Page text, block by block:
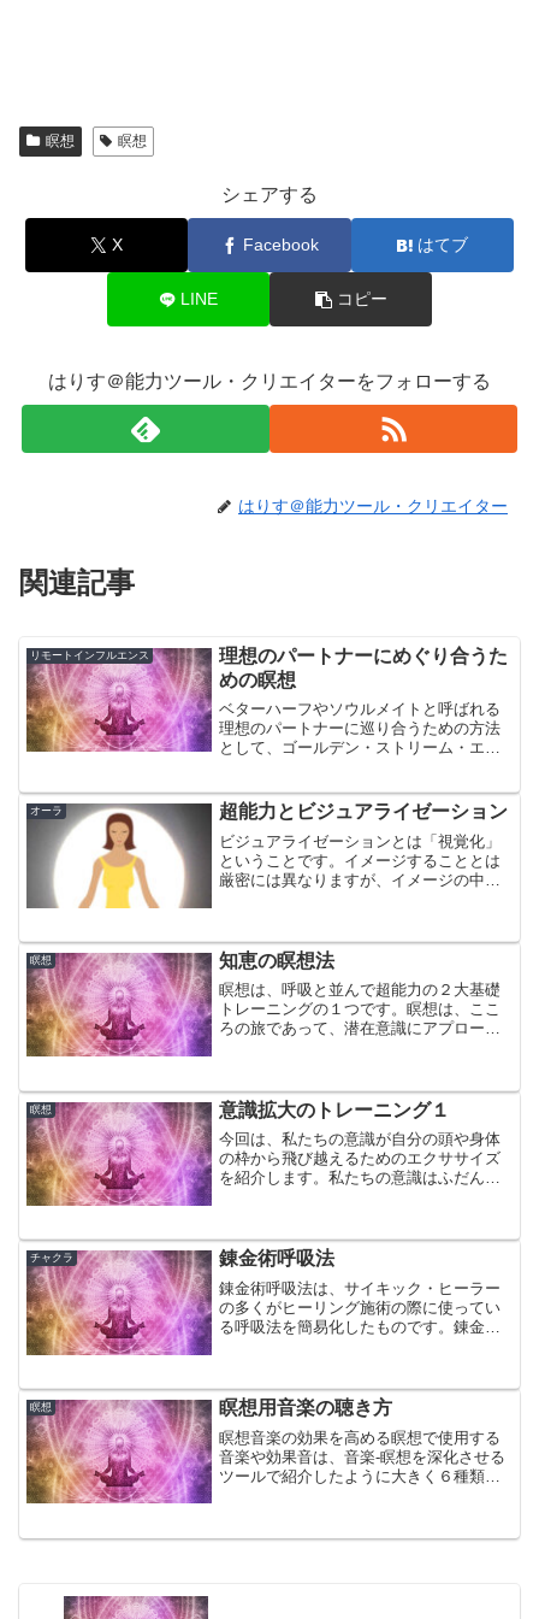
瞑想 瞑想
シェアする
X Facebook はてブ
LINE コピー
はりす＠能力ツール・クリエイターをフォローする
はりす＠能力ツール・クリエイター
関連記事
リモートインフルエンス
理想のパートナーにめぐり合うた
めの瞑想
ベターハーフやソウルメイトと呼ばれる
理想のパートナーに巡り合うための方法
として、ゴールデン・ストリーム・エク
れであると考えて、あなたと理想のパー
トナーとの出会い＝互いの気...
オーラ 超能力とビジュアライゼーション
ビジュアライゼーションとは「視覚化」
ということです。イメージすることとは
厳密には異なりますが、イメージの中心
瞑想 知恵の瞑想法
瞑想は、呼吸と並んで超能力の２大基礎
トレーニングの１つです。瞑想は、ここ
ろの旅であって、潜在意識にアプローチ
瞑想 意識拡大のトレーニング１
今回は、私たちの意識が自分の頭や身体
の枠から飛び越えるためのエクササイズ
を紹介します。私たちの意識はふだんは
つと思います。
チャクラ 錬金術呼吸法
錬金術呼吸法は、サイキック・ヒーラー
の多くがヒーリング施術の際に使ってい
る呼吸法を簡易化したものです。錬金術
瞑想 瞑想用音楽の聴き方
瞑想音楽の効果を高める瞑想で使用する
音楽や効果音は、音楽-瞑想を深化させる
ツールで紹介したように大きく６種類あ